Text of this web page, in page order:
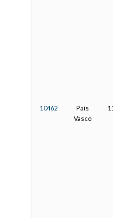
10462
País
Vasco